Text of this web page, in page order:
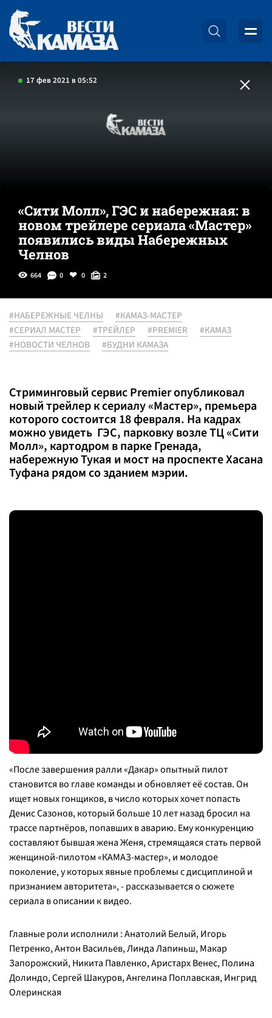
17 фев 2021 в 05:52
«Сити Молл», ГЭС и набережная: в
новом трейлере сериала «Мастер»
появились виды Набережных
Челнов
664 0 0 2
#НАБЕРЕЖНЫЕ ЧЕЛНЫ
#КАМАЗ-МАСТЕР
#СЕРИАЛ МАСТЕР
#ТРЕЙЛЕР #PREMIER
#КАМАЗ
#НОВОСТИ ЧЕЛНОВ
#БУДНИ КАМАЗА
Стриминговый сервис Premier опубликовал
новый трейлер к сериалу «Мастер», премьера
которого состоится 18 февраля. На кадрах
можно увидеть ГЭС, парковку возле ТЦ «Сити
Молл», картодром в парке Гренада,
набережную Тукая и мост на проспекте Хасана
Туфана рядом со зданием мэрии.
«После завершения ралли «Дакар» опытный пилот
становится во главе команды и обновляет её состав. Он
ищет новых гонщиков, в число которых хочет попасть
Денис Сазонов, который больше 10 лет назад бросил на
трассе партнёров, попавших в аварию. Ему конкуренцию
составляют бывшая жена Женя, стремящаяся стать первой
женщиной-пилотом «КАМАЗ-мастер», и молодое
поколение, у которых явные проблемы с дисциплиной и
признанием авторитета», - рассказывается о сюжете
сериала в описании к видео.
Главные роли исполнили : Анатолий Белый, Игорь
Петренко, Антон Васильев, Линда Лапиньш, Макар
Запорожский, Никита Павленко, Аристарх Венес, Полина
Долиндо, Сергей Шакуров, Ангелина Поплавская, Ингрид
Олеринская